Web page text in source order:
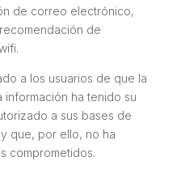
de correo electrónico,
de
a los usuarios de que la
ha tenido su
a sus bases de
que, por ello, no ha
comprometidos.